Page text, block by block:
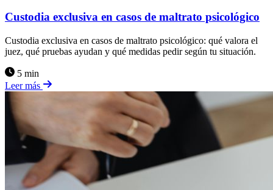
Custodia exclusiva en casos de maltrato psicológico
Custodia exclusiva en casos de maltrato psicológico: qué valora el
juez, qué pruebas ayudan y qué medidas pedir según tu situación.
5 min
Leer más